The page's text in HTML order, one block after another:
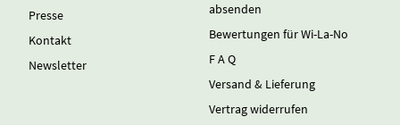
Presse
Kontakt
Newsletter
absenden
Bewertungen für Wi-La-No
F A Q
Versand & Lieferung
Vertrag widerrufen